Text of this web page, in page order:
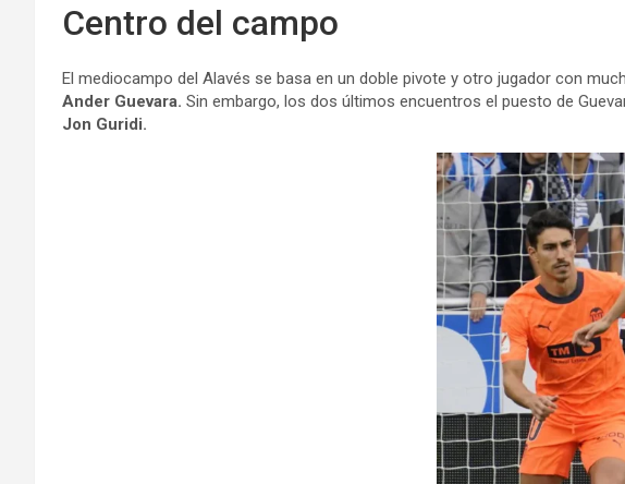
Centro del campo
El mediocampo del Alavés se basa en un doble pivote y otro jugador con
Ander Guevara. Sin embargo, los dos últimos encuentros el puesto de
Jon Guridi.